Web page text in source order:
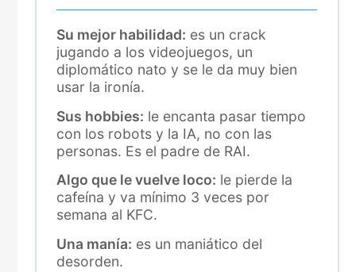
Su mejor habilidad: es un crack
jugando a los videojuegos, un
diplomático nato y se le da muy bien
usar la ironía.
Sus hobbies: le encanta pasar tiempo
con los robots y la IA, no con las
personas. Es el padre de RAI.
Algo que le vuelve loco: le pierde la
cafeína y va mínimo 3 veces por
semana al KFC.
Una manía: es un maniático del
desorden.